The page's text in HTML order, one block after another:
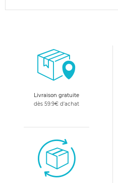
Livraison gratuite
dès 59.9€ d'achat